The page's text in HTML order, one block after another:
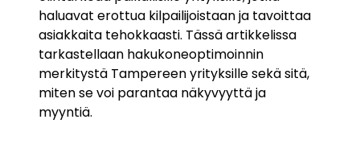
haluavat erottua kilpailijoistaan ja tavoittaa
asiakkaita tehokkaasti. Tässä artikkelissa
tarkastellaan hakukoneoptimoinnin
merkitystä Tampereen yrityksille sekä sitä,
miten se voi parantaa näkyvyyttä ja
myyntiä.